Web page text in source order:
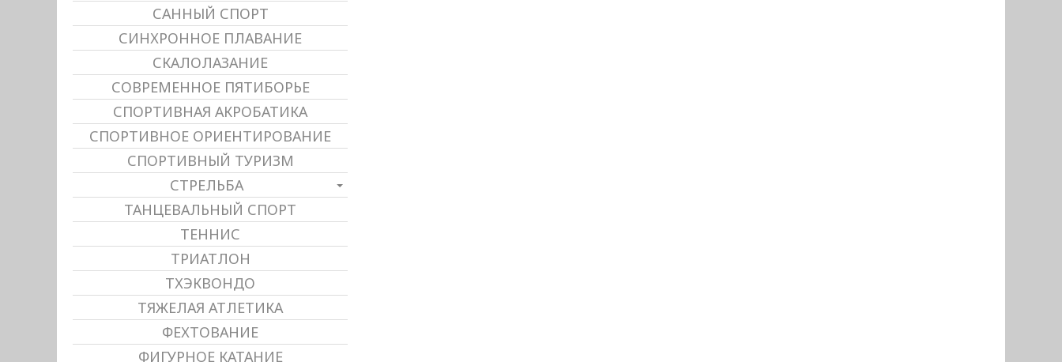
САННЫЙ СПОРТ
СИНХРОННОЕ ПЛАВАНИЕ
СКАЛОЛАЗАНИЕ
СОВРЕМЕННОЕ ПЯТИБОРЬЕ
СПОРТИВНАЯ АКРОБАТИКА
СПОРТИВНОЕ ОРИЕНТИРОВАНИЕ
СПОРТИВНЫЙ ТУРИЗМ
СТРЕЛЬБА
ТАНЦЕВАЛЬНЫЙ СПОРТ
ТЕННИС
ТРИАТЛОН
ТХЭКВОНДО
ТЯЖЕЛАЯ АТЛЕТИКА
ФЕХТОВАНИЕ
ФИГУРНОЕ КАТАНИЕ